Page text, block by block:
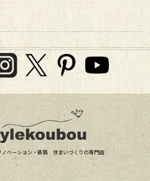
ノベーション・新築 住まいづくりの専門店